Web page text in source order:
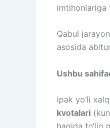
imtihonlariga
Qabul
asosida
Ushbu
Ipak yo’li
kvotalari